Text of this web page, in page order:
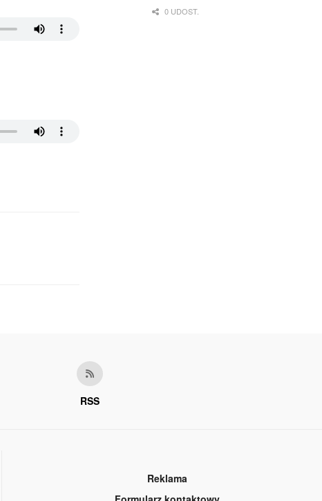
z domów
0 UDOST.
RSS
Reklama